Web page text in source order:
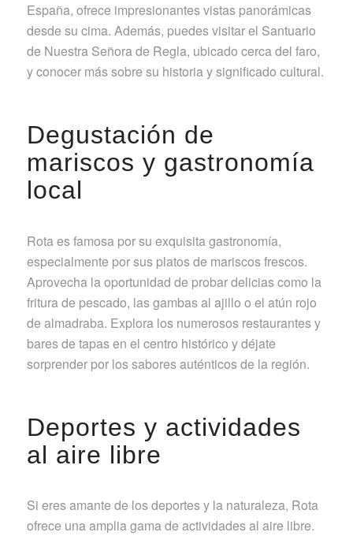
España, ofrece impresionantes vistas panorámicas
desde su cima. Además, puedes visitar el Santuario
de Nuestra Señora de Regla, ubicado cerca del faro,
y conocer más sobre su historia y significado cultural.
Degustación de
mariscos y gastronomía
local
Rota es famosa por su exquisita gastronomía,
especialmente por sus platos de mariscos frescos.
Aprovecha la oportunidad de probar delicias como la
fritura de pescado, las gambas al ajillo o el atún rojo
de almadraba. Explora los numerosos restaurantes y
bares de tapas en el centro histórico y déjate
sorprender por los sabores auténticos de la región.
Deportes y actividades
al aire libre
Si eres amante de los deportes y la naturaleza, Rota
ofrece una amplia gama de actividades al aire libre.